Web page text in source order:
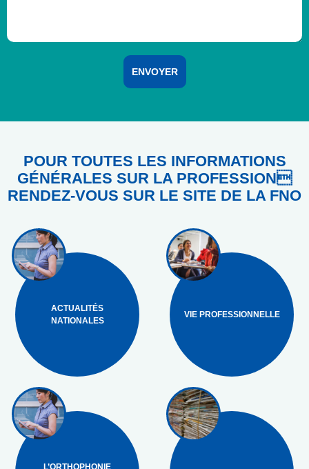
POUR TOUTES LES INFORMATIONS
GÉNÉRALES SUR LA PROFESSION
RENDEZ-VOUS SUR LE SITE DE LA FNO
ACTUALITÉS
NATIONALES
VIE PROFESSIONNELLE
L’ORTHOPHONIE